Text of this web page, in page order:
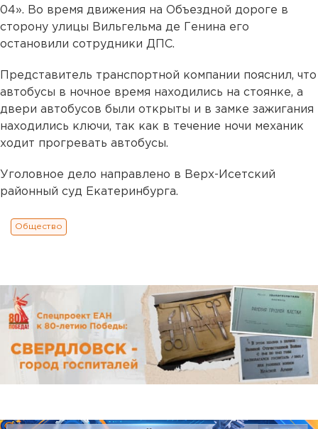
04». Во время движения на Объездной дороге в
сторону улицы Вильгельма де Генина его
остановили сотрудники ДПС.
Представитель транспортной компании пояснил, что
автобусы в ночное время находились на стоянке, а
двери автобусов были открыты и в замке зажигания
находились ключи, так как в течение ночи механик
ходит прогревать автобусы.
Уголовное дело направлено в Верх-Исетский
районный суд Екатеринбурга.
Общество